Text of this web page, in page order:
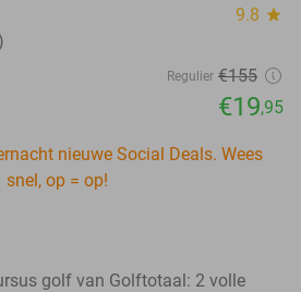
9.8 star
Regulier €155
€19,95
nieuwe Social Deals. Wees
snel, op = op!
golf van Golftotaal: 2 volle